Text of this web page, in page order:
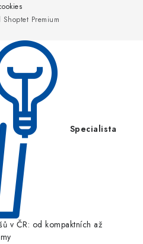
Shoptet Premium
Specialista
v ČR: od kompaktních až